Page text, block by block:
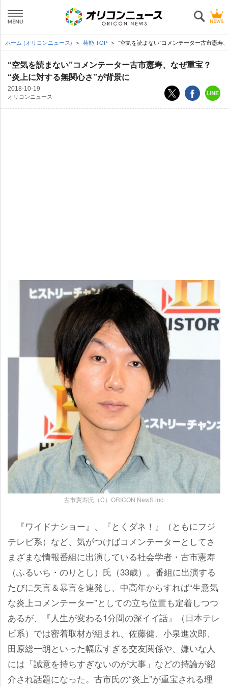
ホーム (オリコンニュース) 芸能 TOP “空気を読まない”コメンテーター古市憲寿
“空気を読まない”コメンテーター古市憲寿、なぜ重宝？
“炎上に対する無関心さ”が背景に
2018-10-19
オリコンニュース
古市憲寿氏（C）ORICON NewS inc.
『ワイドナショー』、『とくダネ！』（ともにフジ
テレビ系）など、気がつけばコメンテーターとしてさ
まざまな情報番組に出演している社会学者・古市憲寿
（ふるいち・のりとし）氏（33歳）。番組に出演する
たびに失言＆暴言を連発し、中高年からすれば“生意気
な炎上コメンテーター”としての立ち位置も定着しつつ
あるが、『人生が変わる1分間の深イイ話』（日本テレ
ビ系）では密着取材が組まれ、佐藤健、小泉進次郎、
田原総一朗といった幅広すぎる交友関係や、嫌いな人
には「誠意を持ちすぎないのが大事」などの持論が紹
介され話題になった。古市氏の“炎上”が重宝される理